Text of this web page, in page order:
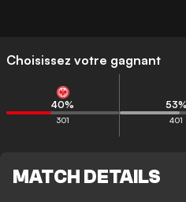
Choisissez votre gagnant
40%
301
53%
401
MATCH DETAILS